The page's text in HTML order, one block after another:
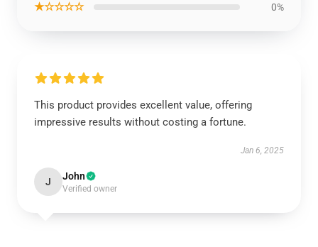
★☆☆☆☆ 0%
This product provides excellent value, offering
impressive results without costing a fortune.
Jan 6, 2025
J John
Verified owner